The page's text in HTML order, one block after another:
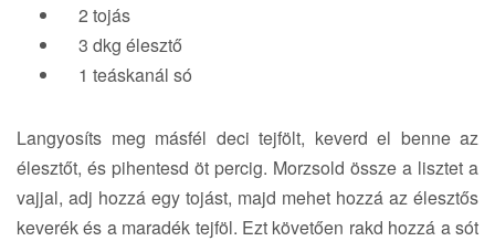
2 tojás
3 dkg élesztő
1 teáskanál só
Langyosíts meg másfél deci tejfölt, keverd el benne az
élesztőt, és pihentesd öt percig. Morzsold össze a lisztet a
vajjal, adj hozzá egy tojást, majd mehet hozzá az élesztős
keverék és a maradék tejföl. Ezt követően rakd hozzá a sót